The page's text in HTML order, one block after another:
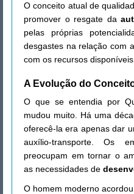
O conceito atual de
promover o resgate da
pelas próprias
desgastes na relação com
com os recursos
A Evolução do
O que se entendia por
mudou muito. Há uma
oferecê-la era apenas dar
auxílio-transporte. Os
preocupam em tornar o
as necessidades de
O homem moderno